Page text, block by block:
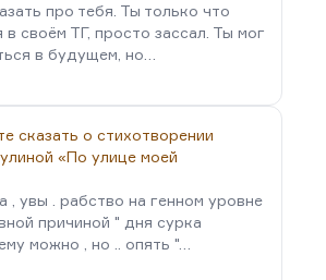
про тебя. Ты только что
в своём ТГ, просто зассал. Ты мог
в будущем, но…
сказать о стихотворении
«По улице моей
увы . рабство на генном уровне
причиной " дня сурка
можно , но .. опять "…